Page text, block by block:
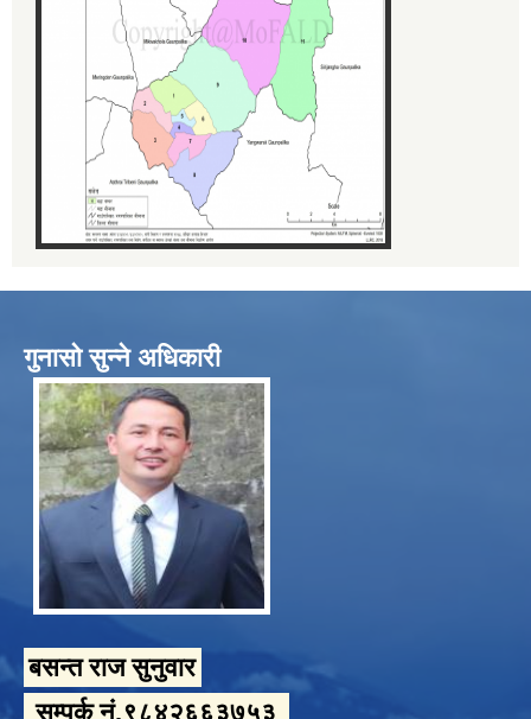
गुनासो सुन्ने अधिकारी
बसन्त राज सुनुवार
सम्पर्क नं.९८४२६६३७५३